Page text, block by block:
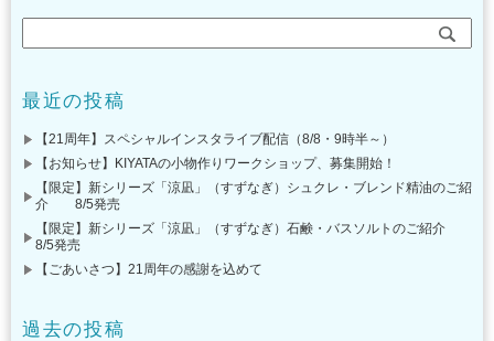
最近の投稿
【21周年】スペシャルインスタライブ配信（8/8・9時半～）
【お知らせ】KIYATAの小物作りワークショップ、募集開始！
【限定】新シリーズ「涼凪」（すずなぎ）シュクレ・ブレンド精油のご紹
介 8/5発売
【限定】新シリーズ「涼凪」（すずなぎ）石鹸・バスソルトのご紹介
8/5発売
【ごあいさつ】21周年の感謝を込めて
過去の投稿